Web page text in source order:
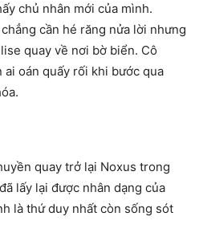
chủ nhân mới của mình.
cần hé răng nửa lời nhưng
quay về nơi bờ biển. Cô
oán quấy rối khi bước qua
quay trở lại Noxus trong
lấy lại được nhân dạng của
là thứ duy nhất còn sống sót